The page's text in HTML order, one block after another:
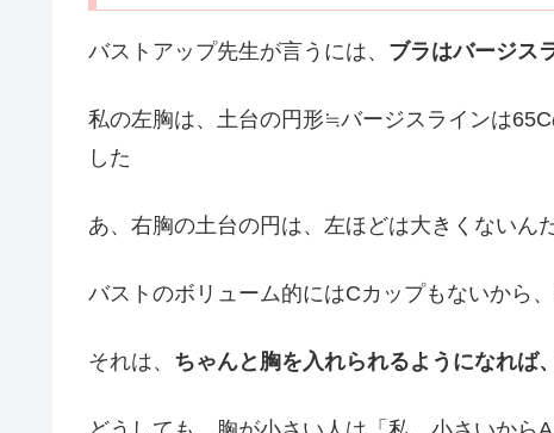
バストアップ先生が言うには、 ブラはバージス
私の左胸は、土台の円形≒バージスラインは
した
あ、右胸の土台の円は、左ほどは大きくないん
バストのボリューム的にはCカップもないから
それは、 ちゃんと胸を入れられるようになれば